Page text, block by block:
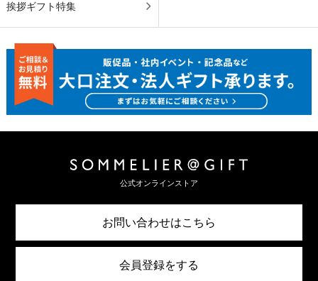
挨拶ギフト特集
公式オンラインストア
お問い合わせはこちら
会員登録をする